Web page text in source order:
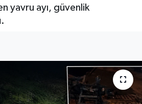
yavru ayı, güvenlik